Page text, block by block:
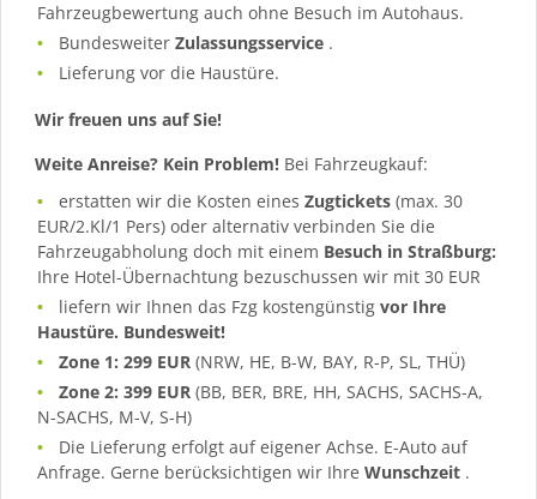
Fahrzeugbewertung auch ohne Besuch im Autohaus.
BundesweiterZulassungsservice .
Lieferung vor die Haustüre.
Wir freuen uns auf Sie!
Weite Anreise? Kein Problem! Bei Fahrzeugkauf:
erstatten wir die Kosten einesZugtickets (max. 30
EUR/2.Kl/1 Pers) oder alternativ verbinden Sie die
Fahrzeugabholung doch mit einem Besuch in Straßburg:
Ihre Hotel-Übernachtung bezuschussen wir mit 30 EUR
liefern wir Ihnen das Fzg kostengünstigvor Ihre
Haustüre. Bundesweit!
Zone 1: 299 EUR (NRW, HE, B-W, BAY, R-P, SL, THÜ)
Zone 2: 399 EUR (BB, BER, BRE, HH, SACHS, SACHS-A,
N-SACHS, M-V, S-H)
Die Lieferung erfolgt auf eigener Achse. E-Auto auf
Anfrage. Gerne berücksichtigen wir Ihre Wunschzeit .